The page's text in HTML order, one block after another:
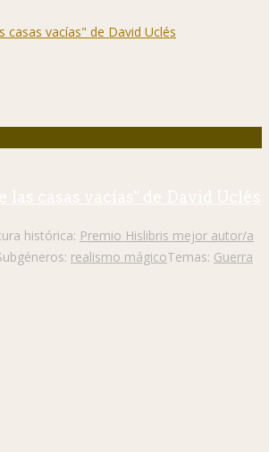
las casas vacías" de David Uclés
histórica: Premio Hislibris mejor autor/a
realismo mágicoTemas: Guerra